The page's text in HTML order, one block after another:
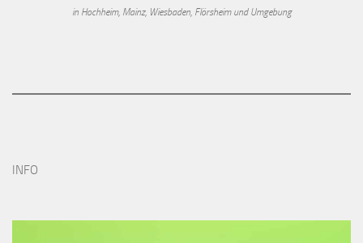
in Hochheim, Mainz, Wiesbaden, Flörsheim und Umgebung
INFO